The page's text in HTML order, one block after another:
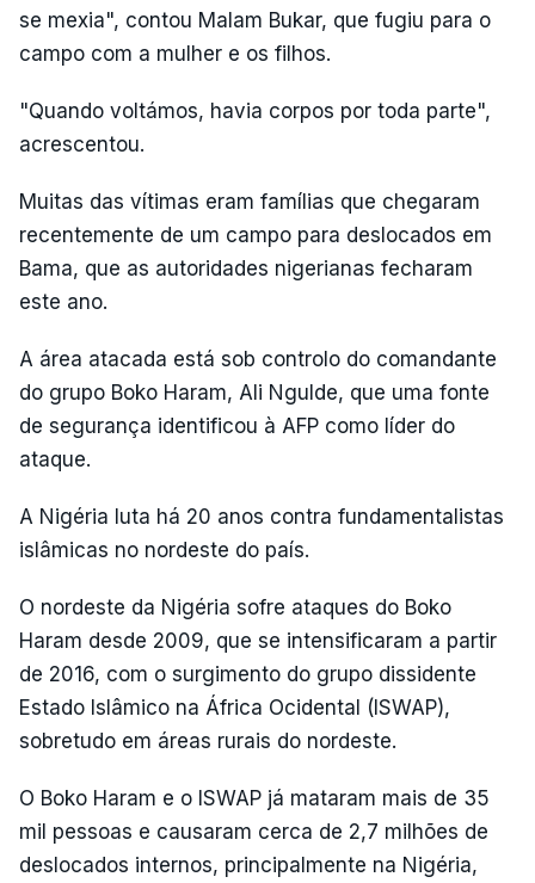
se mexia", contou Malam Bukar, que fugiu para o
campo com a mulher e os filhos.
"Quando voltámos, havia corpos por toda parte",
acrescentou.
Muitas das vítimas eram famílias que chegaram
recentemente de um campo para deslocados em
Bama, que as autoridades nigerianas fecharam
este ano.
A área atacada está sob controlo do comandante
do grupo Boko Haram, Ali Ngulde, que uma fonte
de segurança identificou à AFP como líder do
ataque.
A Nigéria luta há 20 anos contra fundamentalistas
islâmicas no nordeste do país.
O nordeste da Nigéria sofre ataques do Boko
Haram desde 2009, que se intensificaram a partir
de 2016, com o surgimento do grupo dissidente
Estado Islâmico na África Ocidental (ISWAP),
sobretudo em áreas rurais do nordeste.
O Boko Haram e o ISWAP já mataram mais de 35
mil pessoas e causaram cerca de 2,7 milhões de
deslocados internos, principalmente na Nigéria,